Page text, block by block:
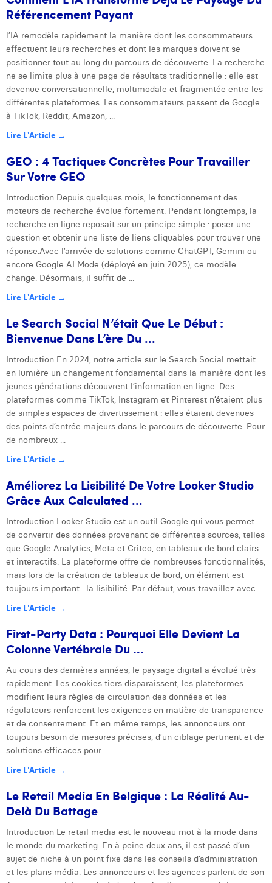
Référencement Payant
l’IA remodèle rapidement la manière dont les consommateurs
effectuent leurs recherches et dont les marques doivent se
positionner tout au long du parcours de découverte. La recherche
ne se limite plus à une page de résultats traditionnelle : elle est
devenue conversationnelle, multimodale et fragmentée entre les
différentes plateformes. Les consommateurs passent de Google
à TikTok, Reddit, Amazon, ...
Lire L'Article →
GEO : 4 Tactiques Concrètes Pour Travailler
Sur Votre GEO
Introduction Depuis quelques mois, le fonctionnement des
moteurs de recherche évolue fortement. Pendant longtemps, la
recherche en ligne reposait sur un principe simple : poser une
question et obtenir une liste de liens cliquables pour trouver une
réponse.Avec l’arrivée de solutions comme ChatGPT, Gemini ou
encore Google AI Mode (déployé en juin 2025), ce modèle
change. Désormais, il suffit de ...
Lire L'Article →
Le Search Social N’était Que Le Début :
Bienvenue Dans L’ère Du ...
Introduction En 2024, notre article sur le Search Social mettait
en lumière un changement fondamental dans la manière dont les
jeunes générations découvrent l’information en ligne. Des
plateformes comme TikTok, Instagram et Pinterest n’étaient plus
de simples espaces de divertissement : elles étaient devenues
des points d’entrée majeurs dans le parcours de découverte. Pour
de nombreux ...
Lire L'Article →
Améliorez La Lisibilité De Votre Looker Studio
Grâce Aux Calculated ...
Introduction Looker Studio est un outil Google qui vous permet
de convertir des données provenant de différentes sources, telles
que Google Analytics, Meta et Criteo, en tableaux de bord clairs
et interactifs. La plateforme offre de nombreuses fonctionnalités,
mais lors de la création de tableaux de bord, un élément est
toujours important : la lisibilité. Par défaut, vous travaillez avec ...
Lire L'Article →
First-Party Data : Pourquoi Elle Devient La
Colonne Vertébrale Du ...
Au cours des dernières années, le paysage digital a évolué très
rapidement. Les cookies tiers disparaissent, les plateformes
modifient leurs règles de circulation des données et les
régulateurs renforcent les exigences en matière de transparence
et de consentement. Et en même temps, les annonceurs ont
toujours besoin de mesures précises, d’un ciblage pertinent et de
solutions efficaces pour ...
Lire L'Article →
Le Retail Media En Belgique : La Réalité Au-
Delà Du Battage
Introduction Le retail media est le nouveau mot à la mode dans
le monde du marketing. En à peine deux ans, il est passé d’un
sujet de niche à un point fixe dans les conseils d’administration
et les plans média. Les annonceurs et les agences parlent de son